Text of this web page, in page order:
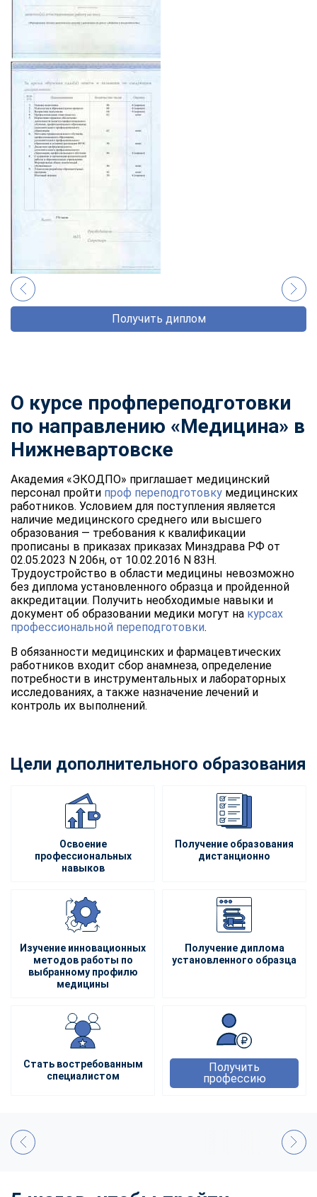
Получить диплом
О курсе профпереподготовки
по направлению «Медицина» в
Нижневартовске
Академия «ЭКОДПО» приглашает медицинский
персонал пройти проф переподготовку медицинских
работников. Условием для поступления является
наличие медицинского среднего или высшего
образования — требования к квалификации
прописаны в приказах приказах Минздрава РФ от
02.05.2023 N 206н, от 10.02.2016 N 83Н.
Трудоустройство в области медицины невозможно
без диплома установленного образца и пройденной
аккредитации. Получить необходимые навыки и
документ об образовании медики могут на курсах
профессиональной переподготовки.
В обязанности медицинских и фармацевтических
работников входит сбор анамнеза, определение
потребности в инструментальных и лабораторных
исследованиях, а также назначение лечений и
контроль их выполнений.
Цели дополнительного образования
Освоение
профессиональных
навыков
Получение образования
дистанционно
Изучение инновационных
методов работы по
выбранному профилю
медицины
Получение диплома
установленного образца
Стать востребованным
специалистом
Получить
профессию